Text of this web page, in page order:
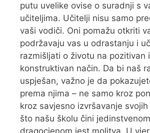
putu uvelike ovise o suradnji s
učiteljima. Učitelji nisu samo
vaši vodiči. Oni pomažu otkriti
podržavaju vas u odrastanju i
razmišljati o životu na pozitivan i
konstruktivan način. Da bi naš
uspješan, važno je da
prema njima – ne samo kroz
kroz savjesno izvršavanje
što našu školu čini